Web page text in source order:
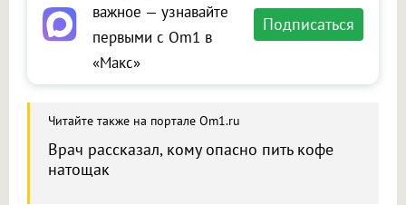
важное — узнавайте
первыми с Om1 в
«Макс»
Подписаться
Читайте также на портале Om1.ru
Врач рассказал, кому опасно пить кофе
натощак